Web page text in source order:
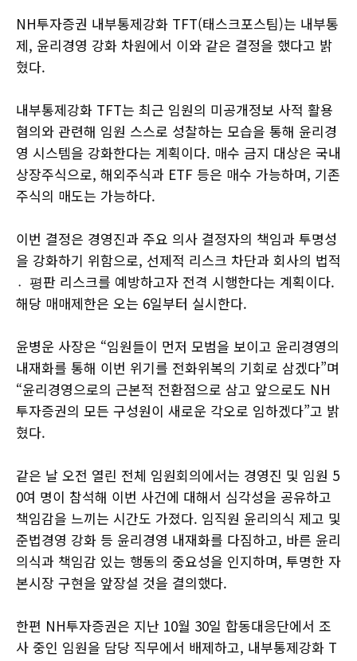
NH투자증권 내부통제강화 TFT(태스크포스팀)는 내부통
제, 윤리경영 강화 차원에서 이와 같은 결정을 했다고 밝
혔다.
내부통제강화 TFT는 최근 임원의 미공개정보 사적 활용
혐의와 관련해 임원 스스로 성찰하는 모습을 통해 윤리경
영 시스템을 강화한다는 계획이다. 매수 금지 대상은 국내
상장주식으로, 해외주식과 ETF 등은 매수 가능하며, 기존
주식의 매도는 가능하다.
이번 결정은 경영진과 주요 의사 결정자의 책임과 투명성
을 강화하기 위함으로, 선제적 리스크 차단과 회사의 법적
평〮판 리스크를 예방하고자 전격 시행한다는 계획이다.
해당 매매제한은 오는 6일부터 실시한다.
윤병운 사장은 “임원들이 먼저 모범을 보이고 윤리경영의
내재화를 통해 이번 위기를 전화위복의 기회로 삼겠다”며
“윤리경영으로의 근본적 전환점으로 삼고 앞으로도 NH
투자증권의 모든 구성원이 새로운 각오로 임하겠다”고 밝
혔다.
같은 날 오전 열린 전체 임원회의에서는 경영진 및 임원 5
0여 명이 참석해 이번 사건에 대해서 심각성을 공유하고
책임감을 느끼는 시간도 가졌다. 임직원 윤리의식 제고 및
준법경영 강화 등 윤리경영 내재화를 다짐하고, 바른 윤리
의식과 책임감 있는 행동의 중요성을 인지하며, 투명한 자
본시장 구현을 앞장설 것을 결의했다.
한편 NH투자증권은 지난 10월 30일 합동대응단에서 조
사 중인 임원을 담당 직무에서 배제하고, 내부통제강화 T